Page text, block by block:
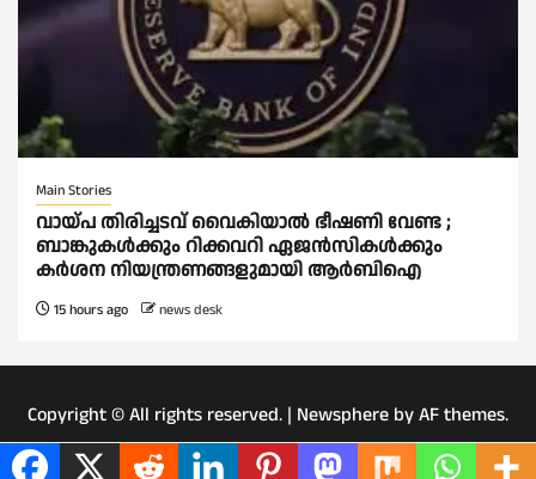
Main Stories
വായ്പ തിരിച്ചടവ് വൈകിയാല്‍ ഭീഷണി വേണ്ട ;
ബാങ്കുകള്‍ക്കും റിക്കവറി ഏജൻസികള്‍ക്കും
കര്‍ശന നിയന്ത്രണങ്ങളുമായി ആര്‍ബിഐ
15 hours ago news desk
Copyright © All rights reserved. | Newsphere by AF themes.